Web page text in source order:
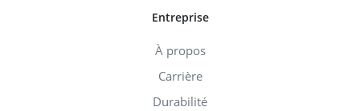
Entreprise
À propos
Carrière
Durabilité